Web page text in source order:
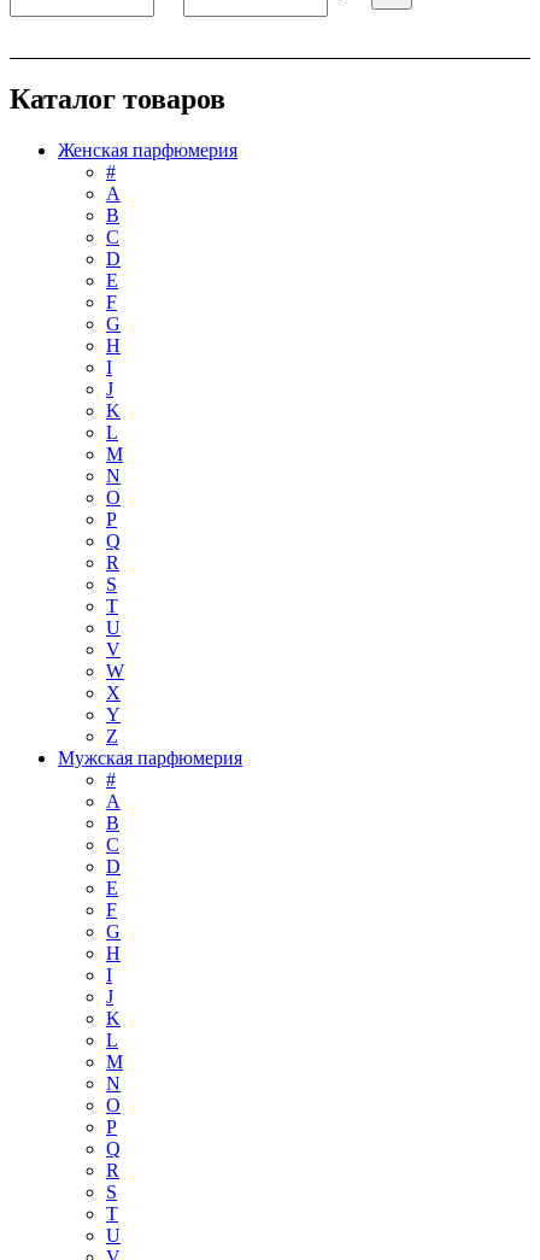
Каталог товаров
Женская парфюмерия
#
А
B
C
D
E
F
G
H
I
J
K
L
M
N
O
P
Q
R
S
T
U
V
W
X
Y
Z
Мужская парфюмерия
#
A
B
C
D
E
F
G
H
I
J
K
L
M
N
O
P
Q
R
S
T
U